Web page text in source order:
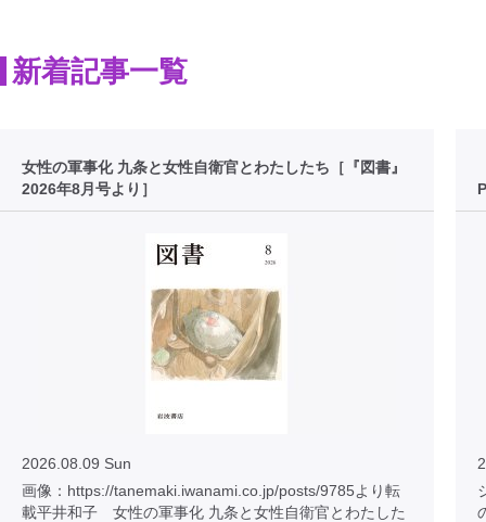
新着記事一覧
女性の軍事化 九条と女性自衛官とわたしたち［『図書』
2026年8月号より］
2026.08.09 Sun
画像：https://tanemaki.iwanami.co.jp/posts/9785より転
載平井和子 女性の軍事化 九条と女性自衛官とわたした